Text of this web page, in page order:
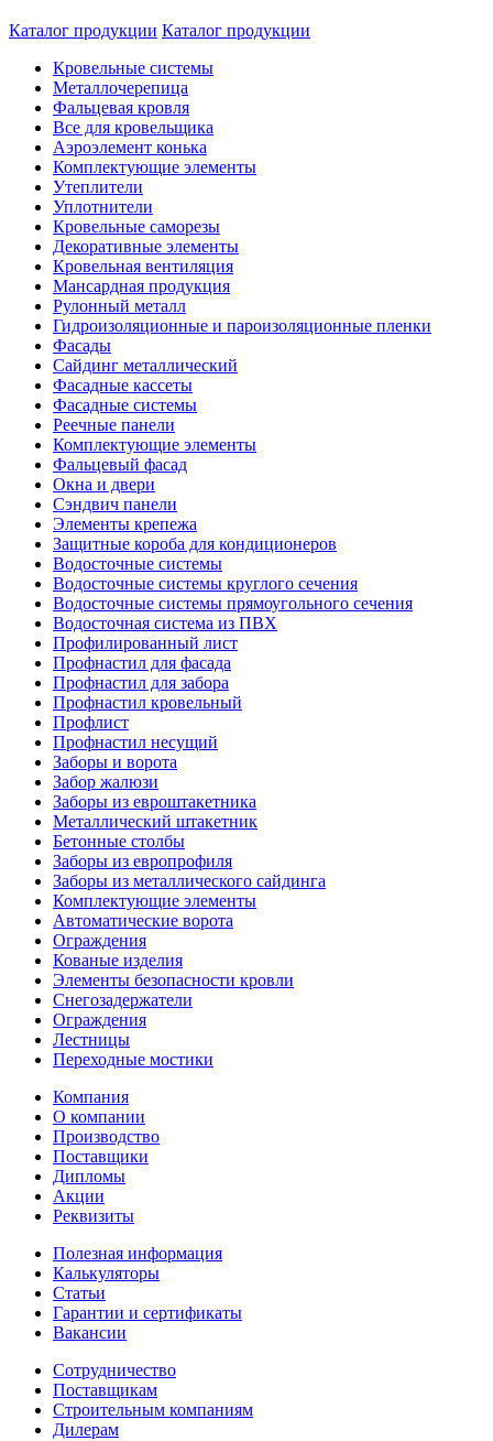
Каталог продукции Каталог продукции
Кровельные системы
Металлочерепица
Фальцевая кровля
Все для кровельщика
Аэроэлемент конька
Комплектующие элементы
Утеплители
Уплотнители
Кровельные саморезы
Декоративные элементы
Кровельная вентиляция
Мансардная продукция
Рулонный металл
Гидроизоляционные и пароизоляционные пленки
Фасады
Сайдинг металлический
Фасадные кассеты
Фасадные системы
Реечные панели
Комплектующие элементы
Фальцевый фасад
Окна и двери
Сэндвич панели
Элементы крепежа
Защитные короба для кондиционеров
Водосточные системы
Водосточные системы круглого сечения
Водосточные системы прямоугольного сечения
Водосточная система из ПВХ
Профилированный лист
Профнастил для фасада
Профнастил для забора
Профнастил кровельный
Профлист
Профнастил несущий
Заборы и ворота
Забор жалюзи
Заборы из евроштакетника
Металлический штакетник
Бетонные столбы
Заборы из европрофиля
Заборы из металлического сайдинга
Комплектующие элементы
Автоматические ворота
Ограждения
Кованые изделия
Элементы безопасности кровли
Снегозадержатели
Ограждения
Лестницы
Переходные мостики
Компания
О компании
Производство
Поставщики
Дипломы
Акции
Реквизиты
Полезная информация
Калькуляторы
Статьи
Гарантии и сертификаты
Вакансии
Сотрудничество
Поставщикам
Строительным компаниям
Дилерам